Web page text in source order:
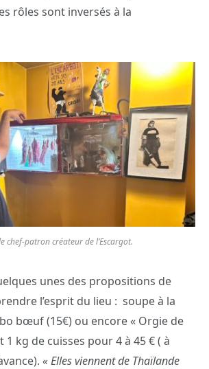
rôles sont inversés à la
chef-patron créateur de l’Escargot.
unes des propositions de
l’esprit du lieu : soupe à la
bœuf (15€) ou encore « Orgie de
1 kg de cuisses pour 4 à 45 € ( à
« Elles viennent de Thaïlande